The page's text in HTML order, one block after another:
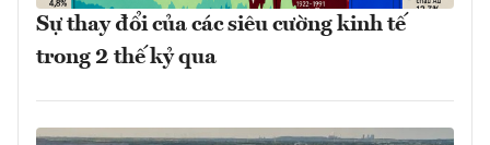
Sự thay đổi của các siêu cường kinh tế
trong 2 thế kỷ qua